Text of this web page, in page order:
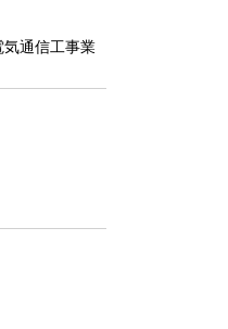
通信工事業